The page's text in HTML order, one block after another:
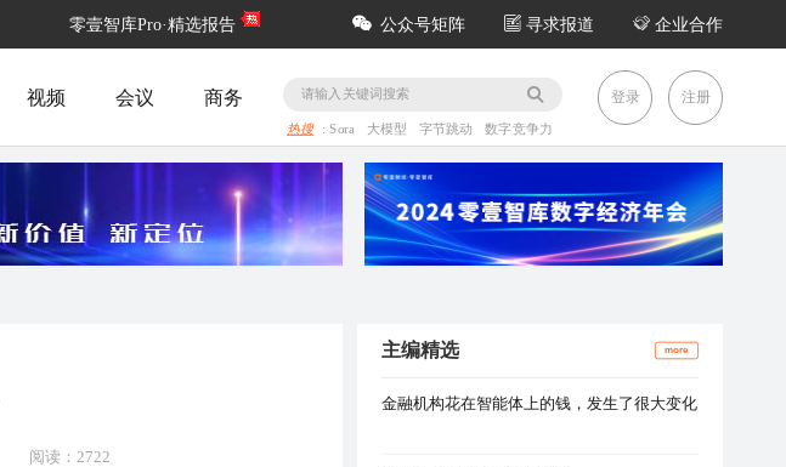
零壹智库Pro·精选报告 公众号矩阵 寻求报道 企业合作
视频 会议 商务
热搜 :Sora 大模型 字节跳动 数字竞争力
登录 注册
阅读：2722
主编精选 more
金融机构花在智能体上的钱，发生了很大变化